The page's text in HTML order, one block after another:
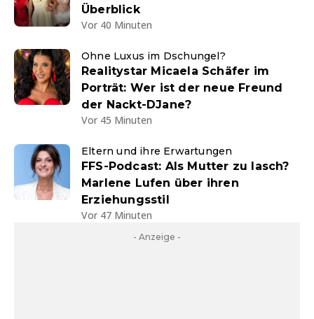
Überblick
Vor 40 Minuten
Ohne Luxus im Dschungel?
Realitystar Micaela Schäfer im
Porträt: Wer ist der neue Freund
der Nackt-DJane?
Vor 45 Minuten
Eltern und ihre Erwartungen
FFS-Podcast: Als Mutter zu lasch?
Marlene Lufen über ihren
Erziehungsstil
Vor 47 Minuten
- Anzeige -